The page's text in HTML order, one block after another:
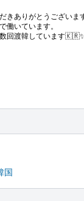
きありがとうございま
働いています。
回渡韓しています
国